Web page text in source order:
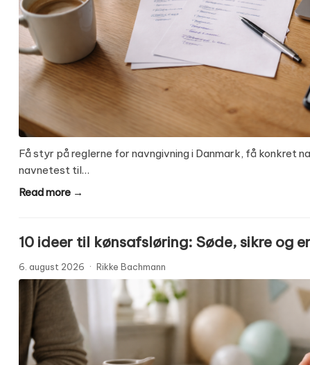
Få styr på reglerne for navngivning i Danmark, få konkret
navnetest til…
Read more →
10 ideer til kønsafsløring: Søde, sikre og
6. august 2026 · Rikke Bachmann